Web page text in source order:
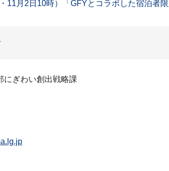
11月2日10時）「GFYとコラボした宿泊者
にぎわい創出戦略課